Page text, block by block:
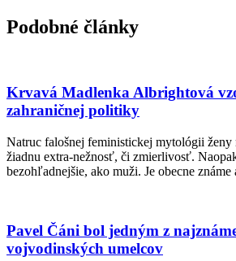
Podobné články
Krvavá Madlenka Albrightová
zahraničnej politiky
Natruc falošnej feministickej mytológii
žiadnu extra-nežnosť, či zmierlivosť.
bezohľadnejšie, ako muži. Je obecne známe
Pavel Čáni bol jedným z
vojvodinských umelcov